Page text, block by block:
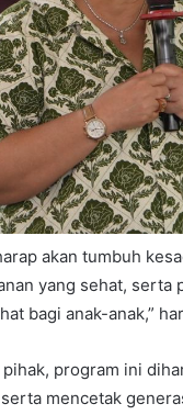
akan tumbuh
yang sehat, serta
bagi anak-anak,”
program ini
mencetak